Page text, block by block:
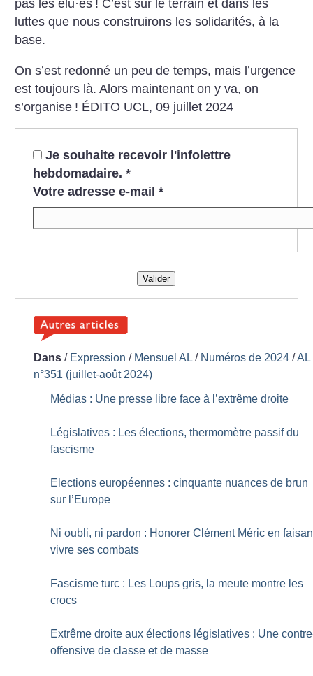
pas les élu·es ! C’est sur le terrain et dans les
luttes que nous construirons les solidarités, à la
base.
On s’est redonné un peu de temps, mais l’urgence
est toujours là. Alors maintenant on y va, on
s’organise ! ÉDITO UCL, 09 juillet 2024
Je souhaite recevoir l'infolettre
hebdomadaire. *
Votre adresse e-mail *
Valider
Dans / Expression / Mensuel AL / Numéros de 2024 /AL
n°351 (juillet-août 2024)
Médias : Une presse libre face à l’extrême droite
Législatives : Les élections, thermomètre passif du
fascisme
Elections européennes : cinquante nuances de brun
sur l’Europe
Ni oubli, ni pardon : Honorer Clément Méric en
vivre ses combats
Fascisme turc : Les Loups gris, la meute montre les
crocs
Extrême droite aux élections législatives : Une
offensive de classe et de masse